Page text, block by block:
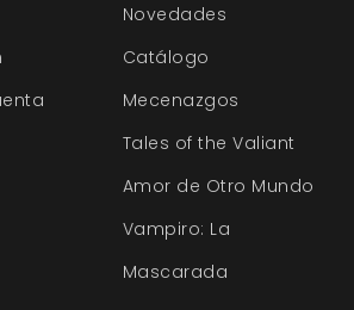
Novedades
Catálogo
Mecenazgos
Tales of the Valiant
Amor de Otro Mundo
Vampiro: La
Mascarada